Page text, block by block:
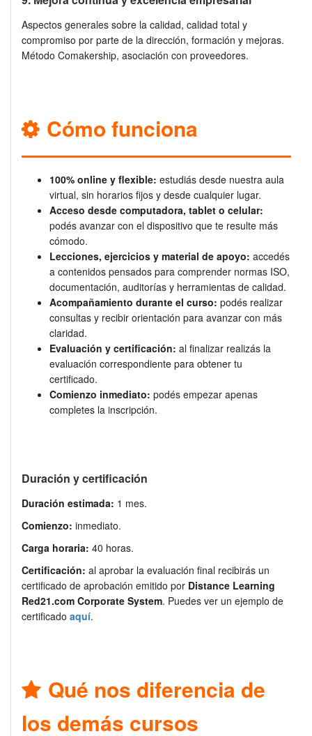
Aspectos generales sobre la calidad, calidad total y
compromiso por parte de la dirección, formación y mejoras.
Método Comakership, asociación con proveedores.
Cómo funciona
100% online y flexible: estudiás desde nuestra aula
virtual, sin horarios fijos y desde cualquier lugar.
Acceso desde computadora, tablet o celular:
podés avanzar con el dispositivo que te resulte más
cómodo.
Lecciones, ejercicios y material de apoyo: accedés
a contenidos pensados para comprender normas ISO,
documentación, auditorías y herramientas de calidad.
Acompañamiento durante el curso: podés realizar
consultas y recibir orientación para avanzar con más
claridad.
Evaluación y certificación: al finalizar realizás la
evaluación correspondiente para obtener tu
certificado.
Comienzo inmediato: podés empezar apenas
completes la inscripción.
Duración y certificación
Duración estimada: 1 mes.
Comienzo: inmediato.
Carga horaria: 40 horas.
Certificación: al aprobar la evaluación final recibirás un
certificado de aprobación emitido por Distance Learning
Red21.com Corporate System. Puedes ver un ejemplo de
certificado aquí.
Qué nos diferencia de
los demás cursos